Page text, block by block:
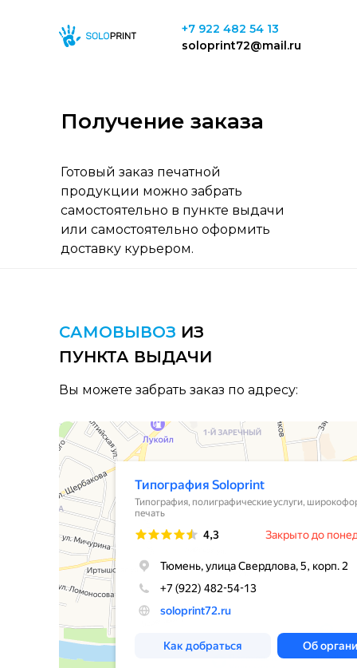
Получение заказа
Готовый заказ печатной
продукции можно забрать
самостоятельно в пункте выдачи
или самостоятельно оформить
доставку курьером.
Типография Soloprint
Типография в Тюмени
Полиграфические услуги в Тюмени
САМОВЫВОЗ ИЗ
ПУНКТА ВЫДАЧИ
Вы можете забрать заказ по адресу:
+7 922 482 54 13
soloprint72@mail.ru